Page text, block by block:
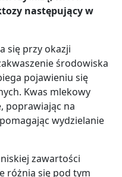
następujący w
się przy okazji
środowiska
pojawieniu się
Kwas mlekowy
poprawiając na
wydzielanie
zawartości
różnią się pod tym